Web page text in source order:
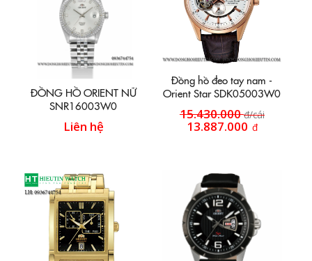
ĐỒNG HỒ ORIENT NỮ
SNR16003W0
Liên hệ
Đồng hồ đeo tay nam -
Orient Star SDK05003W0
15.430.000đ/cái
13.887.000 đ